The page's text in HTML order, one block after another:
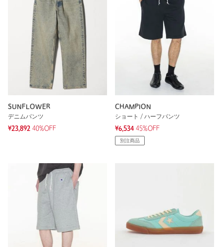
SUNFLOWER
デニムパンツ
¥23,892 40%OFF
CHAMPION
ショート / ハーフパンツ
¥6,534 45%OFF
別注商品